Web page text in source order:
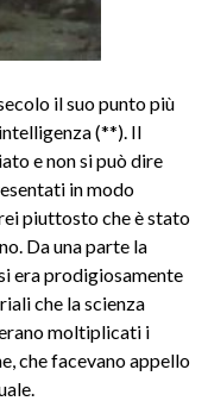
il suo punto più
(**) . Il
e non si può dire
in modo
piuttosto che è stato
Da una parte la
era prodigiosamente
che la scienza
moltiplicati i
che facevano appello